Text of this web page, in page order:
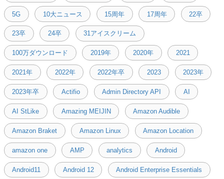
5G 10大ニュース 15周年 17周年 22卒
23卒 24卒 31アイスクリーム
100万ダウンロード 2019年 2020年 2021
2021年 2022年 2022年卒 2023 2023年
2023年卒 Actifio Admin Directory API AI
AI StLike Amazing MEIJIN Amazon Audible
Amazon Braket Amazon Linux Amazon Location
amazon one AMP analytics Android
Android11 Android 12 Android Enterprise Essentials